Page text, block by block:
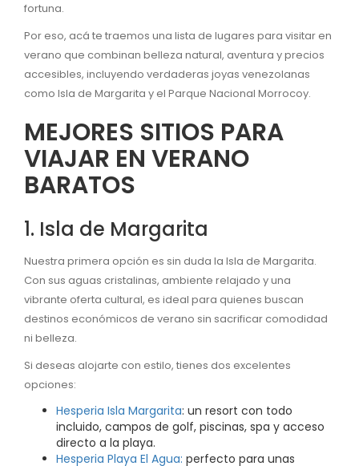
fortuna.
Por eso, acá te traemos una lista de lugares para visitar en
verano que combinan belleza natural, aventura y precios
accesibles, incluyendo verdaderas joyas venezolanas
como Isla de Margarita y el Parque Nacional Morrocoy.
MEJORES SITIOS PARA
VIAJAR EN VERANO
BARATOS
1. Isla de Margarita
Nuestra primera opción es sin duda la Isla de Margarita.
Con sus aguas cristalinas, ambiente relajado y una
vibrante oferta cultural, es ideal para quienes buscan
destinos económicos de verano sin sacrificar comodidad
ni belleza.
Si deseas alojarte con estilo, tienes dos excelentes
opciones:
Hesperia Isla Margarita: un resort con todo
incluido, campos de golf, piscinas, spa y acceso
directo a la playa.
Hesperia Playa El Agua: perfecto para unas